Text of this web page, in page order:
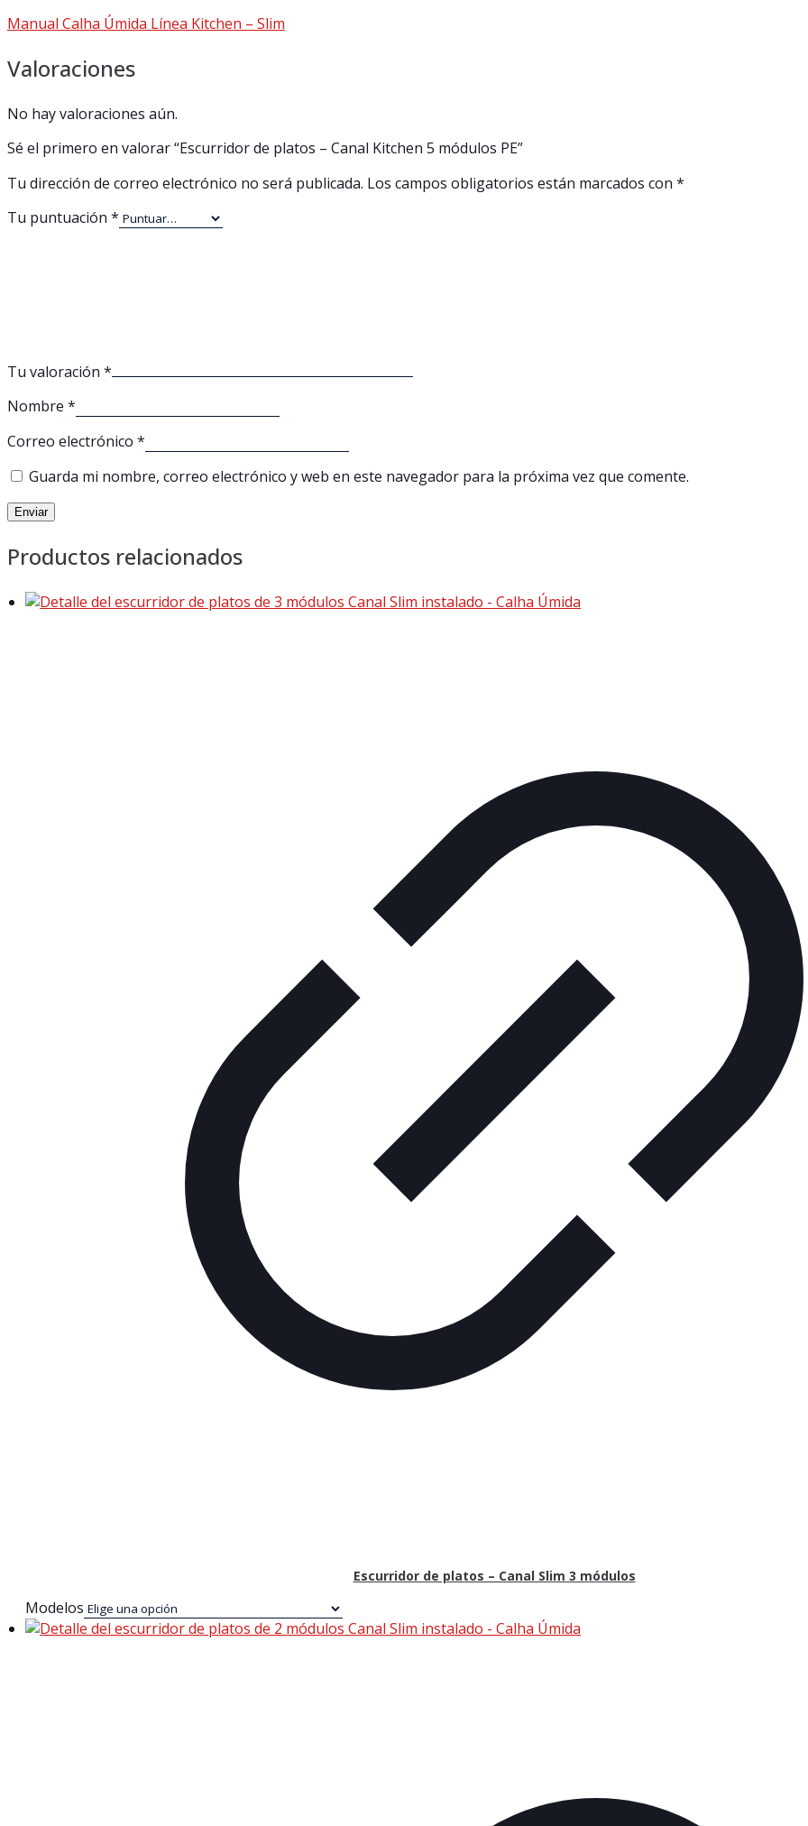
Manual Calha Úmida Línea Kitchen – Slim
Valoraciones
No hay valoraciones aún.
Sé el primero en valorar “Escurridor de platos – Canal Kitchen 5 módulos PE”
Tu dirección de correo electrónico no será publicada. Los campos obligatorios están marcados con *
Tu puntuación *
Tu valoración *
Nombre *
Correo electrónico *
Guarda mi nombre, correo electrónico y web en este navegador para la próxima vez que comente.
Productos relacionados
Escurridor de platos – Canal Slim 3 módulos
Modelos